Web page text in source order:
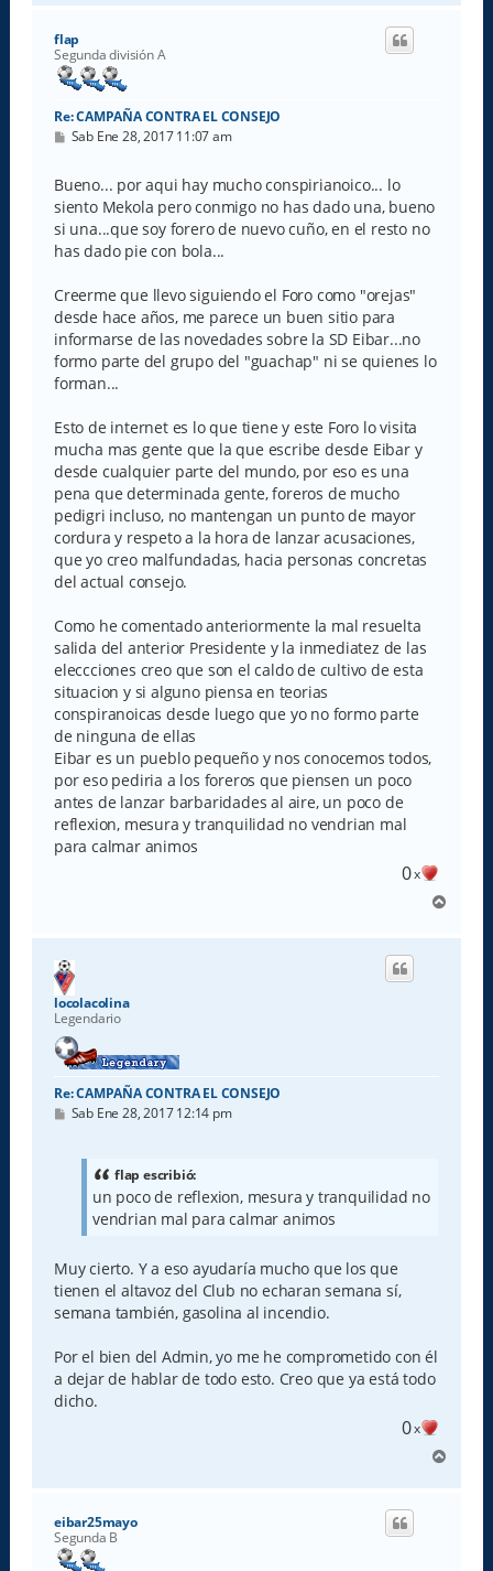
r
flap
Segunda división A
Re: CAMPAÑA CONTRA EL CONSEJO
M
s
a
j
e
Sab Ene 28, 2017 11:07 am
Bueno... por aqui hay mucho conspirianoico... lo
siento Mekola pero conmigo no has dado una, bueno
si una...que soy forero de nuevo cuño, en el resto no
has dado pie con bola...
Creerme que llevo siguiendo el Foro como "orejas"
desde hace años, me parece un buen sitio para
informarse de las novedades sobre la SD Eibar...no
formo parte del grupo del "guachap" ni se quienes lo
forman...
Esto de internet es lo que tiene y este Foro lo visita
mucha mas gente que la que escribe desde Eibar y
desde cualquier parte del mundo, por eso es una
pena que determinada gente, foreros de mucho
pedigri incluso, no mantengan un punto de mayor
cordura y respeto a la hora de lanzar acusaciones,
que yo creo malfundadas, hacia personas concretas
del actual consejo.
Como he comentado anteriormente la mal resuelta
salida del anterior Presidente y la inmediatez de las
eleccciones creo que son el caldo de cultivo de esta
situacion y si alguno piensa en teorias
conspiranoicas desde luego que yo no formo parte
de ninguna de ellas
Eibar es un pueblo pequeño y nos conocemos todos,
por eso pediria a los foreros que piensen un poco
antes de lanzar barbaridades al aire, un poco de
reflexion, mesura y tranquilidad no vendrian mal
para calmar animos
0x
r
locolacolina
Legendario
Re: CAMPAÑA CONTRA EL CONSEJO
M
Sab Ene 28, 2017 12:14 pm
flap escribió:
un poco de reflexion, mesura y tranquilidad no
vendrian mal para calmar animos
Muy cierto. Y a eso ayudaría mucho que los que
tienen el altavoz del Club no echaran semana sí,
semana también, gasolina al incendio.
Por el bien del Admin, yo me he comprometido con él
a dejar de hablar de todo esto. Creo que ya está todo
dicho.
0x
r
eibar25mayo
Segunda B